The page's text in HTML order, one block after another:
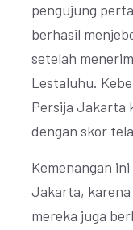
pengujung
berhasil
setelah
Lestaluhu.
Persija Jakarta
dengan skor
Kemenangan
Jakarta, karena
mereka juga